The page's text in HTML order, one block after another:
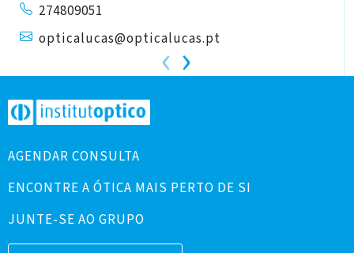
274809051
opticalucas@opticalucas.pt
‹›
AGENDAR CONSULTA
ENCONTRE A ÓTICA MAIS PERTO DE SI
JUNTE-SE AO GRUPO